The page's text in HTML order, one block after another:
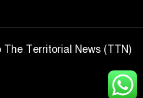
Territorial News (TTN)